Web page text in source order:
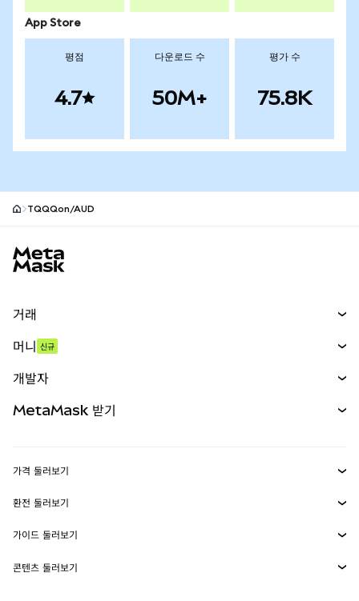
App Store
평점
4.7
다운로드 수
50M+
평가 수
75.8K
TQQQon/AUD
거래
무기한 선물
실물자산
머니 신규
개발자
MetaMask Connect
Snaps
웹3 서비스
MetaMask 받기
보안
고객 지원
가격 둘러보기
이더리움 가격
솔라나 가격
환전 둘러보기
ETH를 USD로 환전
USDT를 INR로 환전
가이드 둘러보기
ETH 매수
콘텐츠 둘러보기